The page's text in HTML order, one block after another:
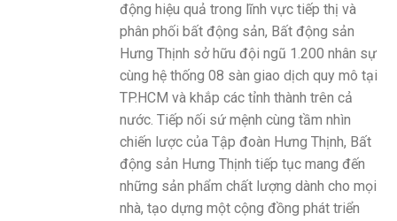
động hiệu quả trong lĩnh vực tiếp thị và
phân phối bất động sản, Bất động sản
Hưng Thịnh sở hữu đội ngũ 1.200 nhân sự
cùng hệ thống 08 sàn giao dịch quy mô tại
TP.HCM và khắp các tỉnh thành trên cả
nước. Tiếp nối sứ mệnh cùng tầm nhìn
chiến lược của Tập đoàn Hưng Thịnh, Bất
động sản Hưng Thịnh tiếp tục mang đến
những sản phẩm chất lượng dành cho mọi
nhà, tạo dựng một cộng đồng phát triển